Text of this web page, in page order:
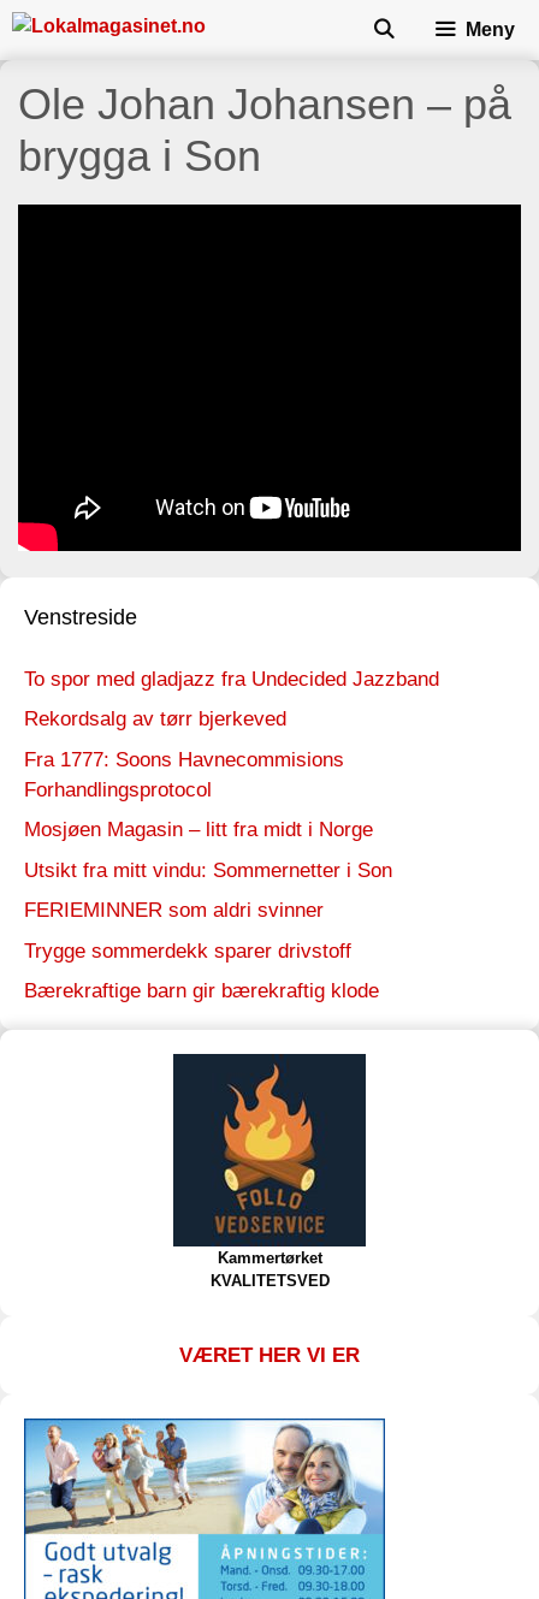
Skip
content
Meny
Ole Johan Johansen – på
brygga i Son
Venstreside
To spor med gladjazz fra Undecided Jazzband
Rekordsalg av tørr bjerkeved
Fra 1777: Soons Havnecommisions
Forhandlingsprotocol
Mosjøen Magasin – litt fra midt i Norge
Utsikt fra mitt vindu: Sommernetter i Son
FERIEMINNER som aldri svinner
Trygge sommerdekk sparer drivstoff
Bærekraftige barn gir bærekraftig klode
Kammertørket
KVALITETSVED
VÆRET HER VI ER